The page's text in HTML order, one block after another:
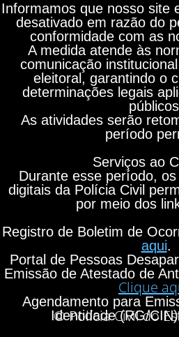
Informamos que nosso site
desativado em razão do
conformidade com as
A medida atende às
comunicação
eleitoral, garantindo o
determinações legais
As atividades serão
período
Serviços ao
Durante esse período,
digitais da Polícia Civil
por meio dos
Registro de Boletim de
aqui.
Portal de Pessoas
Emissão de Atestado de
Clique
Agendamento para
Identidade (RG/
© Polícia Civil do